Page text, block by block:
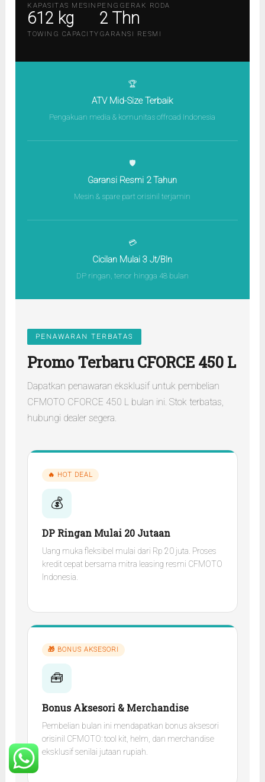
KAPASITAS MESIN PENGGERAK RODA
612 kg
TOWING CAPACITY
2 Thn
GARANSI RESMI
🏆
ATV Mid-Size Terbaik
Pengakuan media & komunitas offroad Indonesia
🛡️
Garansi Resmi 2 Tahun
Mesin & spare part orisinil terjamin
💳
Cicilan Mulai 3 Jt/Bln
DP ringan, tenor hingga 48 bulan
PENAWARAN TERBATAS
Promo Terbaru CFORCE 450 L
Dapatkan penawaran eksklusif untuk pembelian
CFMOTO CFORCE 450 L bulan ini. Stok terbatas,
hubungi dealer segera.
🔥 HOT DEAL
💰
DP Ringan Mulai 20 Jutaan
Uang muka fleksibel mulai dari Rp 20 juta. Proses
kredit cepat bersama mitra leasing resmi CFMOTO
Indonesia.
🎁 BONUS AKSESORI
🧰
Bonus Aksesori & Merchandise
Pembelian bulan ini mendapatkan bonus aksesori
orisinil CFMOTO: tool kit, helm, dan merchandise
eksklusif senilai jutaan rupiah.